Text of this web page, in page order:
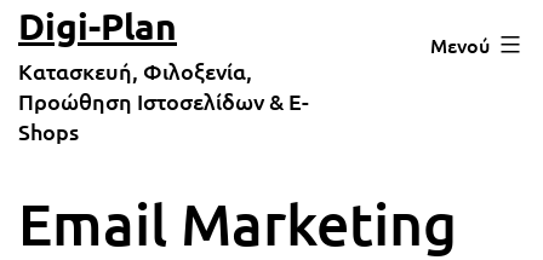
Μετάβαση
σε
περιεχόμενο
Digi-Plan
Κατασκευή, Φιλοξενία,
Προώθηση Ιστοσελίδων & E-
Shops
Μενού
Email Marketing